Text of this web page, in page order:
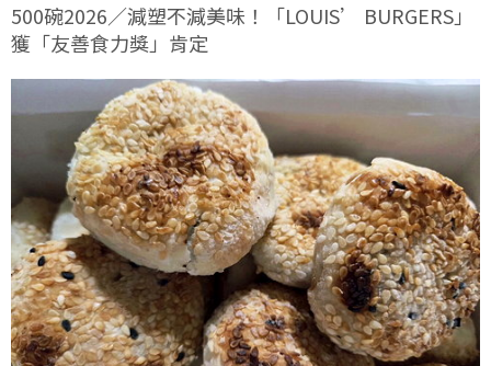
500碗2026／減塑不減美味！「LOUIS’ BURGERS」
獲「友善食力獎」肯定